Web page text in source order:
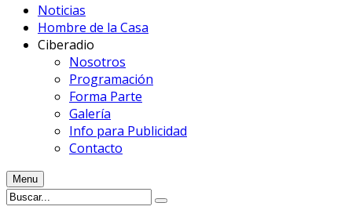
Noticias
Hombre de la Casa
Ciberadio
Nosotros
Programación
Forma Parte
Galería
Info para Publicidad
Contacto
Menu